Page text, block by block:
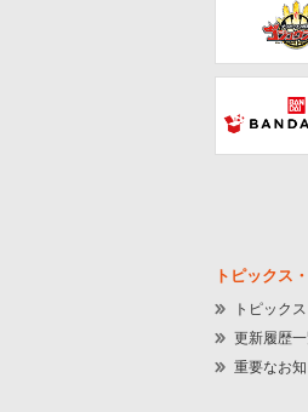
トピックス
トピックス
更新履歴
重要なお